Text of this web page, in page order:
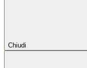
Chiudi